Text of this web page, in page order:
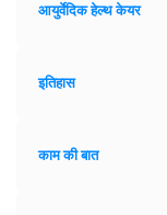
आयुर्वेदिक हेल्थ केयर
इतिहास
काम की बात